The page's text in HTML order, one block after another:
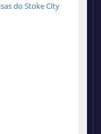
do Stoke City